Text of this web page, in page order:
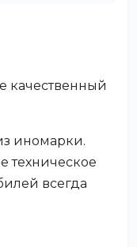
качественный
иномарки.
техническое
всегда